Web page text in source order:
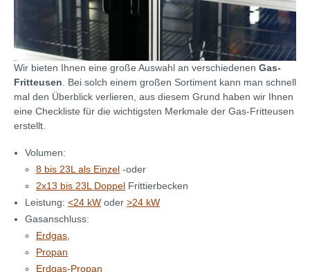
Wir bieten Ihnen eine große Auswahl an verschiedenen Gas-
Fritteusen . Bei solch einem großen Sortiment kann man schnell
mal den Überblick verlieren, aus diesem Grund haben wir Ihnen
eine Checkliste für die wichtigsten Merkmale der Gas-Fritteusen
erstellt.
Volumen:
8 bis 23L als Einzel -oder
2x13 bis 23L Doppel Frittierbecken
Leistung: <24 kW oder >24 kW
Gasanschluss:
Erdgas,
Propan
Erdgas-Propan